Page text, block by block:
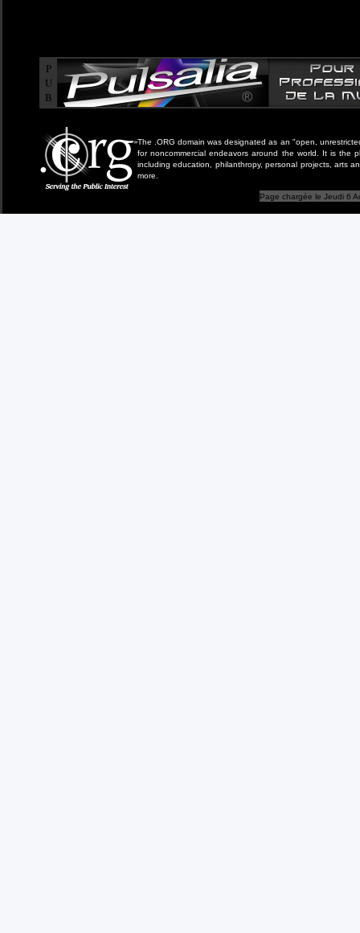
P
U
B
The .ORG domain was designated as an "open,
for noncommercial endeavors around the world. It is the
including education, philanthropy, personal projects, arts
more.
Page chargée le Jeudi 6